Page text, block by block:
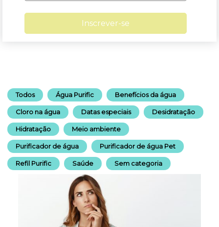
Inscrever-se
Todos Água Purific Benefícios da água
Cloro na água Datas especiais Desidratação
Hidratação Meio ambiente
Purificador de água Purificador de água Pet
Refil Purific Saúde Sem categoria